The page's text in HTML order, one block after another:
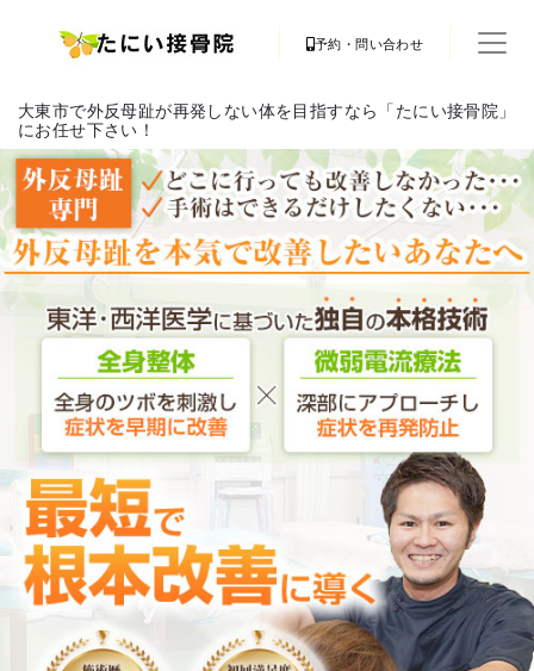
予約・問い合わせ
大東市で外反母趾が再発しない体を目指すなら「たにい接骨院」
にお任せ下さい！